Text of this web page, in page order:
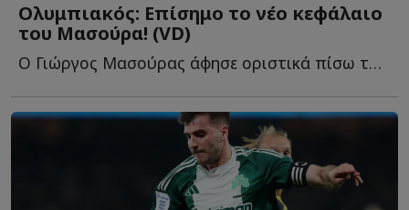
Ολυμπιακός: Επίσημο το νέο κεφάλαιο
του Μασούρα! (VD)
Ο Γιώργος Μασούρας άφησε οριστικά πίσω του το κεφάλαιο τ...